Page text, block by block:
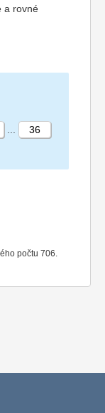
a rovné
počtu 706.
36